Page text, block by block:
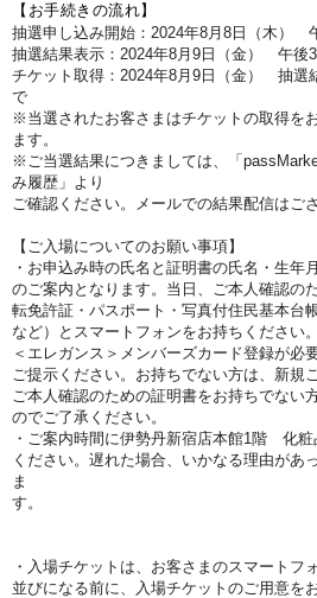
【お手続きの流れ】
抽選申し込み開始：2024年8月8 日（木）
抽選結果表示：2024年8月9 日（金） 午後
チケット取得：2024年8月9 日（金） 抽選
で
※当選されたお客さまはチケットの取得を
ます。
※ご当選結果につきましては、「
み履歴」より
ご確認ください。メールでの結果配信はご
【ご入場についてのお願い事項】
・お申込み時の氏名と証明書の氏名・生年
のご案内となります。当日、ご本人確認の
転免許証・パスポート・写真付住民基本台
など）とスマートフォンをお持ちください
＜エレガンス＞メンバーズカード登録が必
ご提示ください。お持ちでない方は、新規
ご本人確認のための証明書をお持ちでない
のでご了承ください。
・ご案内時間に伊勢丹新宿店本館1階 化
ください。遅れた場合、いかなる理由があ
ま
す
・入場チケットは、お客さまのスマートフ
並びになる前に、入場チケットのご用意を